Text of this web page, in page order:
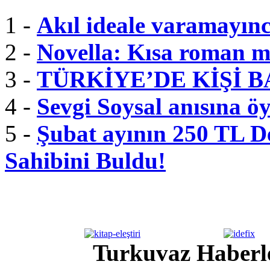
1 - Akıl ideale
2 - Novella: Kısa roman
3 - TÜRKİYE’DE KİŞİ
4 - Sevgi Soysal anısına
5 - Şubat ayının 250 TL
Sahibini Buldu!
Turkuvaz